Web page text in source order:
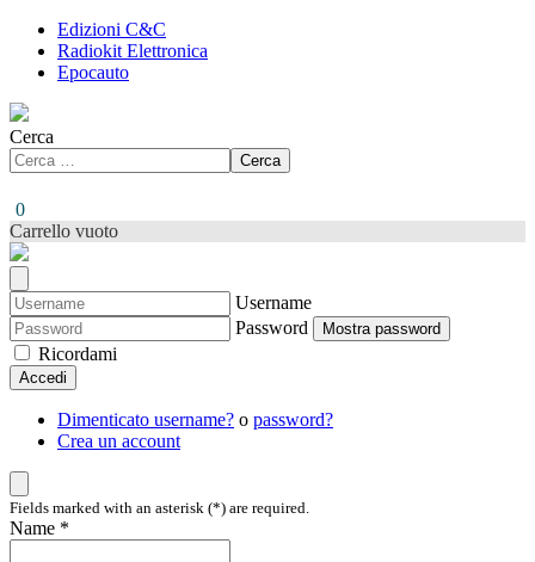
Edizioni C&C
Radiokit Elettronica
Epocauto
Cerca
Cerca
0
Carrello vuoto
Username
Password
Mostra password
Ricordami
Accedi
Dimenticato username? o password?
Crea un account
Fields marked with an asterisk (*) are required.
Name *